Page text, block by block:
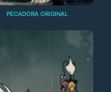
PECADORA ORIGINAL